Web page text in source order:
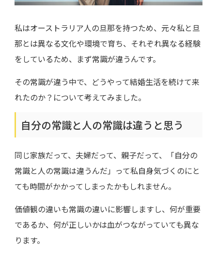
私はオーストラリア人の旦那を持つため、元々私と旦
那とは異なる文化や環境で育ち、それぞれ異なる経験
をしているため、まず常識が違うんです。
その常識が違う中で、どうやって結婚生活を続けて来
れたのか？について考えてみました。
自分の常識と人の常識は違うと思う
同じ家族だって、夫婦だって、親子だって、「自分の
常識と人の常識は違うんだ」って私自身気づくのにと
ても時間がかかってしまったかもしれません。
価値観の違いも常識の違いに影響しますし、何が重要
であるか、何が正しいかは血がつながっていても異な
ります。